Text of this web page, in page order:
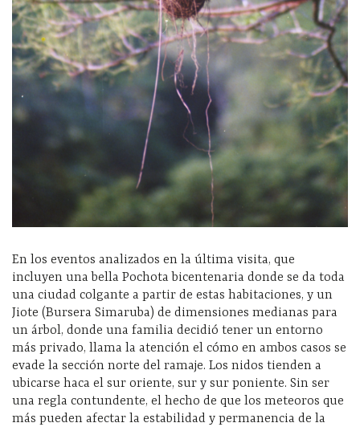
En los eventos analizados en la última visita, que
incluyen una bella Pochota bicentenaria donde se da toda
una ciudad colgante a partir de estas habitaciones, y un
Jiote (Bursera Simaruba) de dimensiones medianas para
un árbol, donde una familia decidió tener un entorno
más privado, llama la atención el cómo en ambos casos se
evade la sección norte del ramaje. Los nidos tienden a
ubicarse haca el sur oriente, sur y sur poniente. Sin ser
una regla contundente, el hecho de que los meteoros que
más pueden afectar la estabilidad y permanencia de la